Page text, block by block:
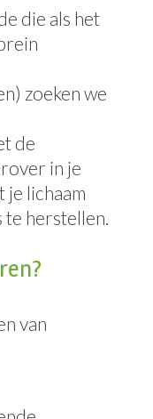
die als het
zoeken we
de
in je
je lichaam
te herstellen.
van